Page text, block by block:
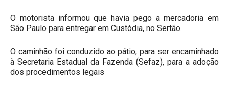
O motorista informou que havia pego a mercadoria em
São Paulo para entregar em Custódia, no Sertão.
O caminhão foi conduzido ao pátio, para ser encaminhado
à Secretaria Estadual da Fazenda (Sefaz), para a adoção
dos procedimentos legais